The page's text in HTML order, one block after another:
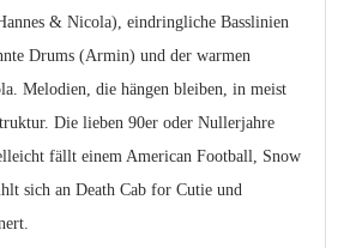
& Nicola), eindringliche Basslinien
Drums (Armin) und der warmen
Melodien, die hängen bleiben, in meist
Die lieben 90er oder Nullerjahre
fällt einem American Football, Snow
sich an Death Cab for Cutie und